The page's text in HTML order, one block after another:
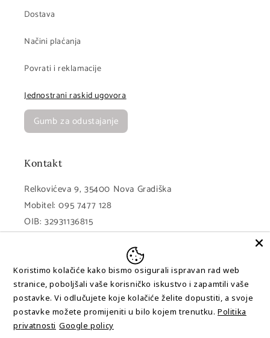
Dostava
Načini plaćanja
Povrati i reklamacije
Jednostrani raskid ugovora
Gumb za odustajanje
Kontakt
Relkovićeva 9, 35400 Nova Gradiška
Mobitel: 095 7477 128
OIB: 32931136815
IBAN: HR8023400091111148145 (PBZ)
FacebookInstagram
Koristimo kolačiće kako bismo osigurali ispravan rad web
stranice, poboljšali vaše korisničko iskustvo i zapamtili vaše
postavke. Vi odlučujete koje kolačiće želite dopustiti, a svoje
postavke možete promijeniti u bilo kojem trenutku. Politika
privatnosti Google policy